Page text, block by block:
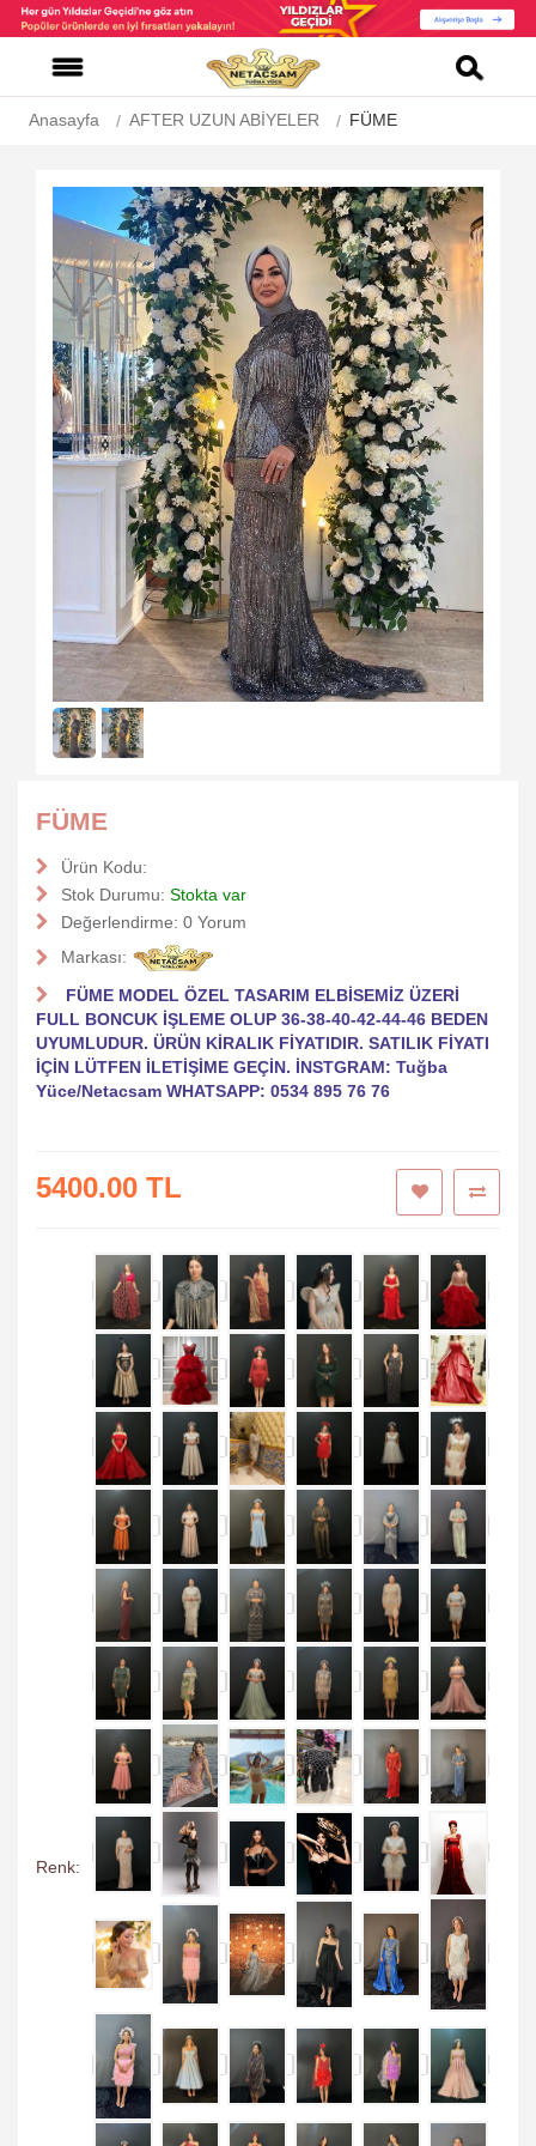
Anasayfa AFTER UZUN ABİYELER FÜME
FÜME
Ürün Kodu:
Stok Durumu: Stokta var
Değerlendirme: 0 Yorum
Markası:
FÜME MODEL ÖZEL TASARIM ELBİSEMİZ ÜZERİ
FULL BONCUK İŞLEME OLUP 36-38-40-42-44-46 BEDEN
UYUMLUDUR. ÜRÜN KİRALIK FİYATIDIR. SATILIK FİYATI
İÇİN LÜTFEN İLETİŞİME GEÇİN. İNSTGRAM: Tuğba
Yüce/Netacsam WHATSAPP: 0534 895 76 76
5400.00 TL
Renk: